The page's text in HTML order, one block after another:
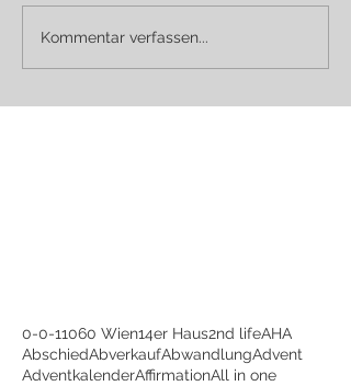
Kommentar verfassen...
0-0-11060 Wien14er Haus2nd lifeAHA
AbschiedAbverkaufAbwandlungAdvent
AdventkalenderAffirmationAll in one